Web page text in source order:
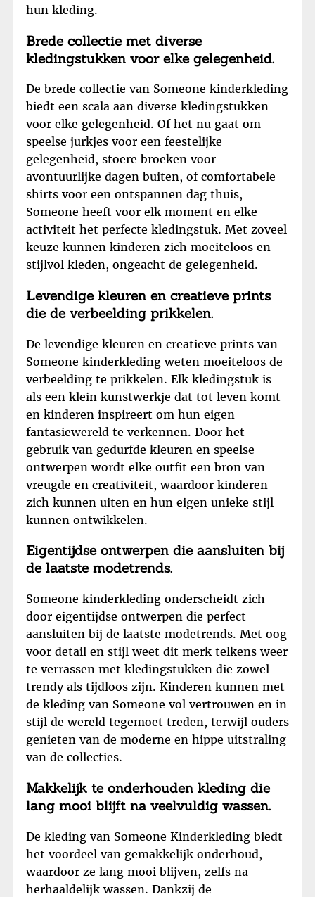
hun kleding.
Brede collectie met diverse
kledingstukken voor elke gelegenheid.
De brede collectie van Someone kinderkleding
biedt een scala aan diverse kledingstukken
voor elke gelegenheid. Of het nu gaat om
speelse jurkjes voor een feestelijke
gelegenheid, stoere broeken voor
avontuurlijke dagen buiten, of comfortabele
shirts voor een ontspannen dag thuis,
Someone heeft voor elk moment en elke
activiteit het perfecte kledingstuk. Met zoveel
keuze kunnen kinderen zich moeiteloos en
stijlvol kleden, ongeacht de gelegenheid.
Levendige kleuren en creatieve prints
die de verbeelding prikkelen.
De levendige kleuren en creatieve prints van
Someone kinderkleding weten moeiteloos de
verbeelding te prikkelen. Elk kledingstuk is
als een klein kunstwerkje dat tot leven komt
en kinderen inspireert om hun eigen
fantasiewereld te verkennen. Door het
gebruik van gedurfde kleuren en speelse
ontwerpen wordt elke outfit een bron van
vreugde en creativiteit, waardoor kinderen
zich kunnen uiten en hun eigen unieke stijl
kunnen ontwikkelen.
Eigentijdse ontwerpen die aansluiten bij
de laatste modetrends.
Someone kinderkleding onderscheidt zich
door eigentijdse ontwerpen die perfect
aansluiten bij de laatste modetrends. Met oog
voor detail en stijl weet dit merk telkens weer
te verrassen met kledingstukken die zowel
trendy als tijdloos zijn. Kinderen kunnen met
de kleding van Someone vol vertrouwen en in
stijl de wereld tegemoet treden, terwijl ouders
genieten van de moderne en hippe uitstraling
van de collecties.
Makkelijk te onderhouden kleding die
lang mooi blijft na veelvuldig wassen.
De kleding van Someone Kinderkleding biedt
het voordeel van gemakkelijk onderhoud,
waardoor ze lang mooi blijven, zelfs na
herhaaldelijk wassen. Dankzij de